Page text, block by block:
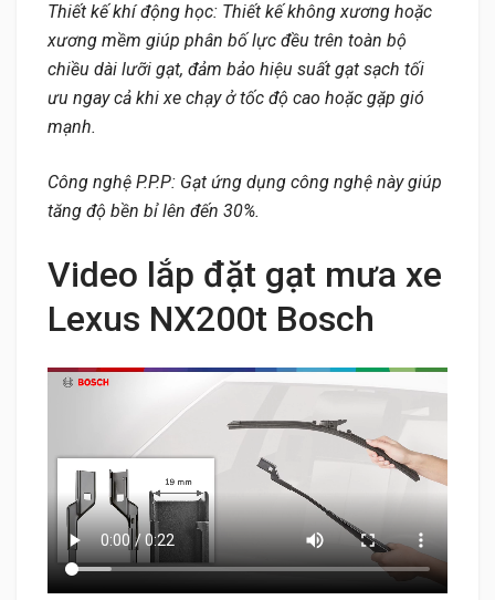
Thiết kế khí động học: Thiết kế không xương hoặc
xương mềm giúp phân bố lực đều trên toàn bộ
chiều dài lưỡi gạt, đảm bảo hiệu suất gạt sạch tối
ưu ngay cả khi xe chạy ở tốc độ cao hoặc gặp gió
mạnh.
Công nghệ P.P.P: Gạt ứng dụng công nghệ này giúp
tăng độ bền bỉ lên đến 30%.
Video lắp đặt gạt mưa xe
Lexus NX200t Bosch